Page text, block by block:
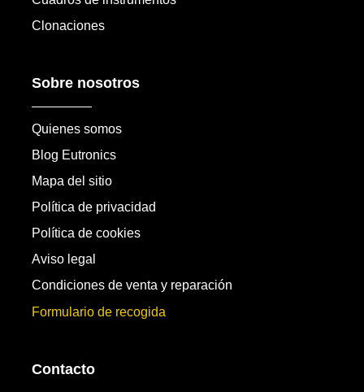
Clonaciones
Sobre nosotros
Quienes somos
Blog Eutronics
Mapa del sitio
Política de privacidad
Política de cookies
Aviso legal
Condiciones de venta y reparación
Formulario de recogida
Contacto